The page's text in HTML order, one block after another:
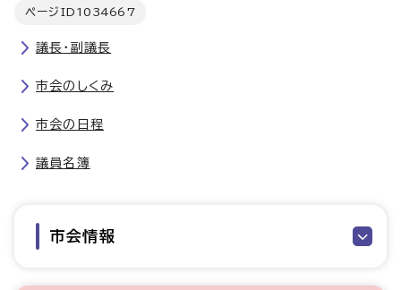
ページID 1034667
議長・副議長
市会のしくみ
市会の日程
議員名簿
市会情報